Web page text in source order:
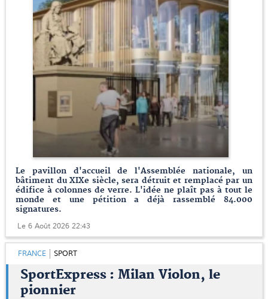
Le pavillon d'accueil de l'Assemblée nationale, un
bâtiment du XIXe siècle, sera détruit et remplacé par un
édifice à colonnes de verre. L'idée ne plaît pas à tout le
monde et une pétition a déjà rassemblé 84.000
signatures.
Le 6 Août 2026 22:43
FRANCE SPORT
SportExpress : Milan Violon, le
pionnier